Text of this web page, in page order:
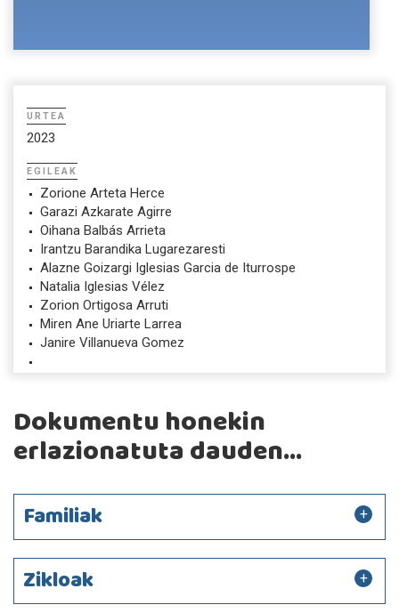
URTEA
2023
EGILEAK
Zorione Arteta Herce
Garazi Azkarate Agirre
Oihana Balbás Arrieta
Irantzu Barandika Lugarezaresti
Alazne Goizargi Iglesias Garcia de Iturrospe
Natalia Iglesias Vélez
Zorion Ortigosa Arruti
Miren Ane Uriarte Larrea
Janire Villanueva Gomez
Dokumentu honekin
erlazionatuta dauden...
Familiak
Zikloak